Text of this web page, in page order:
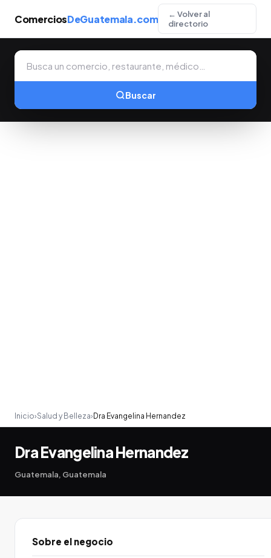
ComerciosDeGuatemala.com
← Volver al
directorio
Buscar
Inicio›Salud y Belleza› Dra Evangelina Hernandez
Dra Evangelina Hernandez
Guatemala, Guatemala
Sobre el negocio